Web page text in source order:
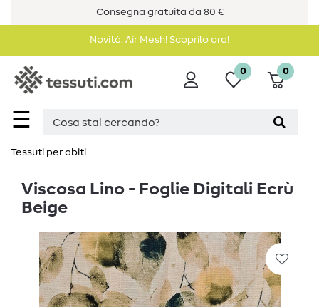
Consegna gratuita da 80 €
Novità: Air Mesh! Scoprilo ora!
☰
0 0
Tessuti per abiti
Viscosa Lino - Foglie Digitali Ecrù
Beige